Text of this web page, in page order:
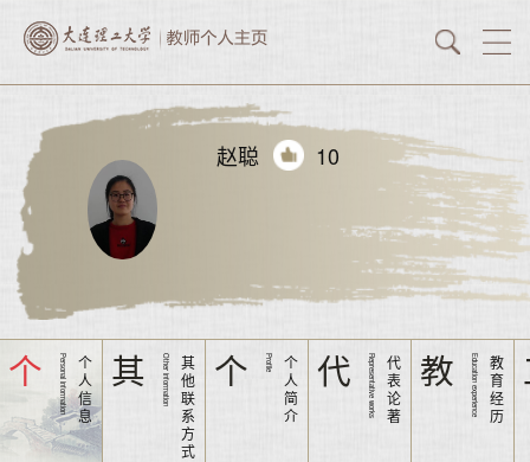
赵聪 10
个 Personal information 个
人
信
息
其 Other information 其
他
联
系
方
式
个 Profile
个
人
简
介
代 Representative works 代
表
论
著
教 Education experience 教
育
经
历